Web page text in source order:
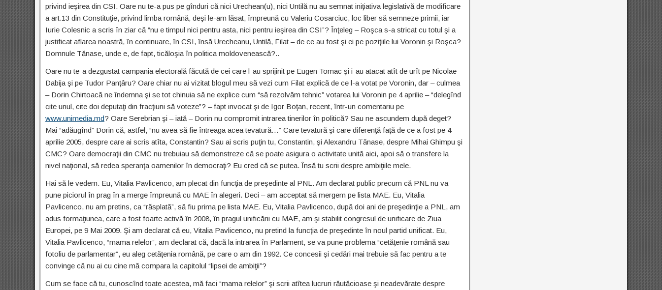
privind ieşirea din CSI. Oare nu te-a pus pe gînduri că nici Urechean(u), nici Untilă nu au semnat iniţiativa legislativă de modificare
a art.13 din Constituţie, privind limba română, deşi le-am lăsat, împreună cu Valeriu Cosarciuc, loc liber să semneze primii, iar
Iurie Colesnic a scris în ziar că “nu e timpul nici pentru asta, nici pentru ieşirea din CSI”? Înţeleg – Roşca s-a stricat cu totul şi a
justificat aflarea noastră, în continuare, în CSI, însă Urecheanu, Untilă, Filat – de ce au fost şi ei pe poziţiile lui Voronin şi Roşca?
Domnule Tănase, unde e, de fapt, ticăloşia în politica moldovenească?..
Oare nu te-a dezgustat campania electorală făcută de cei care l-au sprijinit pe Eugen Tomac şi i-au atacat atît de urît pe Nicolae
Dabija şi pe Tudor Panţâru? Oare chiar nu ai vizitat blogul meu să vezi cum Filat explică de ce l-a votat pe Voronin, dar – culmea
– Dorin Chirtoacă ne îndemna şi se tot chinuia să ne explice cum “să rezolvăm tehnic” votarea lui Voronin pe 4 aprilie – “delegînd
cite unul, cite doi deputaţi din fracţiuni să voteze”? – fapt invocat şi de Igor Boţan, recent, într-un comentariu pe
www.unimedia.md? Oare Serebrian şi – iată – Dorin nu compromit intrarea tinerilor în politică? Sau ne ascundem după deget?
Mai “adăugînd” Dorin că, astfel, “nu avea să fie întreaga acea tevatură…” Care tevatură şi care diferenţă faţă de ce a fost pe 4
aprilie 2005, despre care ai scris atîta, Constantin? Sau ai scris puţin tu, Constantin, şi Alexandru Tănase, despre Mihai Ghimpu şi
CMC? Oare democraţii din CMC nu trebuiau să demonstreze că se poate asigura o activitate unită aici, apoi să o transfere la
nivel naţional, să redea speranţa oamenilor în democraţi? Eu cred că se putea. Însă tu scrii despre ambiţiile mele.
Hai să le vedem. Eu, Vitalia Pavlicenco, am plecat din funcţia de preşedinte al PNL. Am declarat public precum că PNL nu va
pune piciorul în prag în a merge împreună cu MAE în alegeri. Deci – am acceptat să mergem pe lista MAE. Eu, Vitalia
Pavlicenco, nu am pretins, ca “răsplată”, să fiu prima pe lista MAE. Eu, Vitalia Pavlicenco, după doi ani de preşedinţie a PNL, am
adus formaţiunea, care a fost foarte activă în 2008, în pragul unificării cu MAE, am şi stabilit congresul de unificare de Ziua
Europei, pe 9 Mai 2009. Şi am declarat că eu, Vitalia Pavlicenco, nu pretind la funcţia de preşedinte în noul partid unificat. Eu,
Vitalia Pavlicenco, “mama relelor”, am declarat că, dacă la intrarea în Parlament, se va pune problema “cetăţenie română sau
fotoliu de parlamentar”, eu aleg cetăţenia română, pe care o am din 1992. Ce concesii şi cedări mai trebuie să fac pentru a te
convinge că nu ai cu cine mă compara la capitolul “lipsei de ambiţii”?
Cum se face că tu, cunoscînd toate acestea, mă faci “mama relelor” şi scrii atîtea lucruri răutăcioase şi neadevărate despre